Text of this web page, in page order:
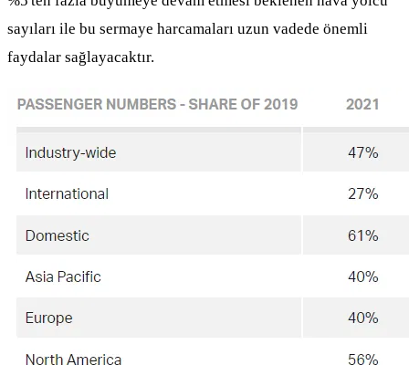
sayıları ile bu sermaye harcamaları uzun vadede önemli
faydalar sağlayacaktır.